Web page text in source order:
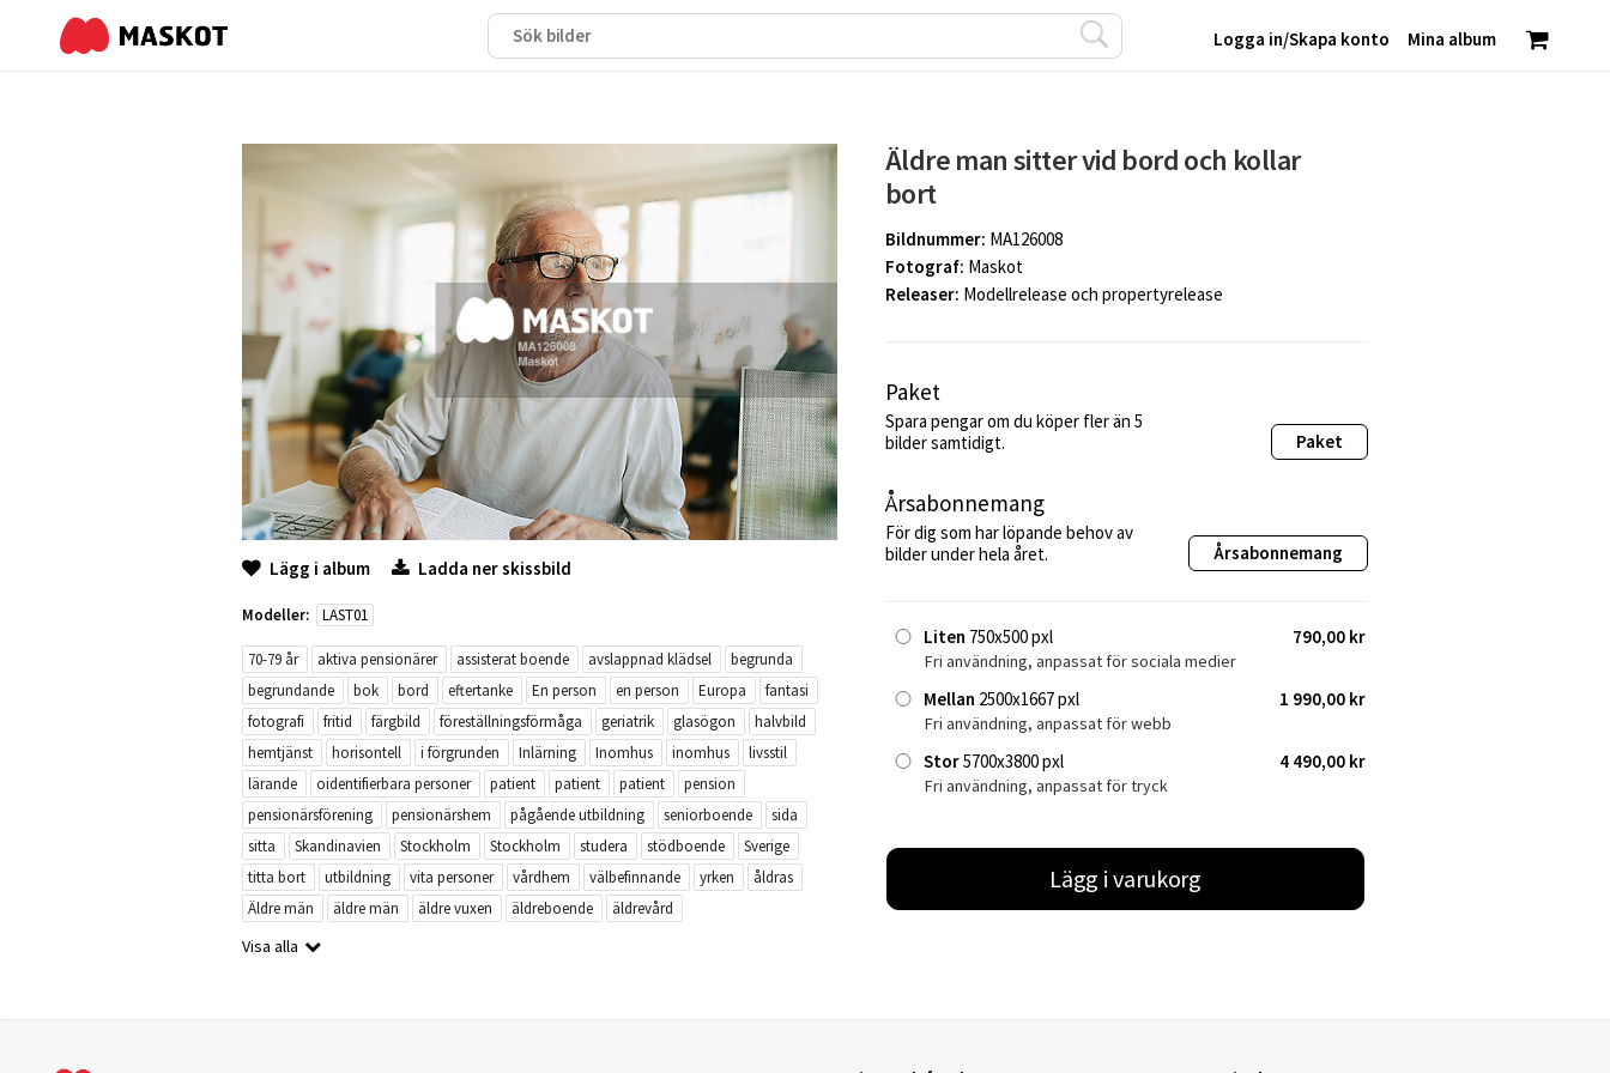
Mina album
Logga in/Skapa konto
Lägg i album Ladda ner skissbild
Modeller: LAST01
70-79 år aktiva pensionärer assisterat boende avslappnad klädsel
begrunda
begrundande
bok bord eftertanke En person en person Europa
fantasi
fotografi
fritid färgbild föreställningsförmåga geriatrik glasögon
halvbild
hemtjänst
horisontell i förgrunden Inlärning Inomhus inomhus
livsstil
lärande
oidentifierbara personer patient patient patient
pension
pensionärsförening
pensionärshem pågående utbildning seniorboende
sida
sitta
Skandinavien Stockholm Stockholm studera stödboende
Sverige
titta bort
utbildning vita personer vårdhem välbefinnande yrken
åldras
Äldre män
äldre män äldre vuxen äldreboende äldrevård
Visa alla
Äldre man sitter vid bord och kollar
bort
Bildnummer: MA126008
Fotograf: Maskot
Releaser: Modellrelease och propertyrelease
Paket
Spara pengar om du köper fler än 5
bilder samtidigt.
Paket
Årsabonnemang
För dig som har löpande behov av
bilder under hela året.
Årsabonnemang
Liten 750x500 pxl 790,00 kr
Fri användning, anpassat för sociala medier
Mellan 2500x1667 pxl 1 990,00 kr
Fri användning, anpassat för webb
Stor5700x3800 pxl 4 490,00 kr
Fri användning, anpassat för tryck
Lägg i varukorg